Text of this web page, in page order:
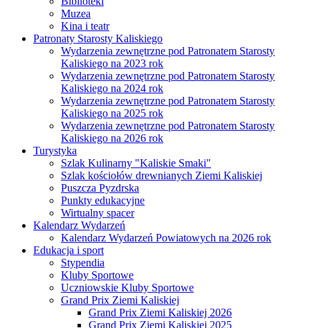
Muzea
Kina i teatr
Patronaty Starosty Kaliskiego
Wydarzenia zewnętrzne pod Patronatem Starosty
Kaliskiego na 2023 rok
Wydarzenia zewnętrzne pod Patronatem Starosty
Kaliskiego na 2024 rok
Wydarzenia zewnętrzne pod Patronatem Starosty
Kaliskiego na 2025 rok
Wydarzenia zewnętrzne pod Patronatem Starosty
Kaliskiego na 2026 rok
Turystyka
Szlak Kulinarny "Kaliskie Smaki"
Szlak kościołów drewnianych Ziemi Kaliskiej
Puszcza Pyzdrska
Punkty edukacyjne
Wirtualny spacer
Kalendarz Wydarzeń
Kalendarz Wydarzeń Powiatowych na 2026 rok
Edukacja i sport
Stypendia
Kluby Sportowe
Uczniowskie Kluby Sportowe
Grand Prix Ziemi Kaliskiej
Grand Prix Ziemi Kaliskiej 2026
Grand Prix Ziemi Kaliskiej 2025